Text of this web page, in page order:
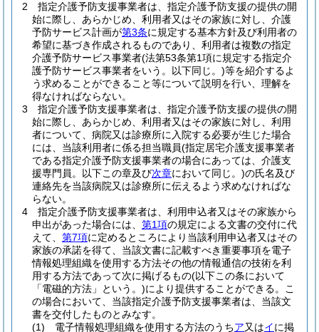
2
指定介護予防支援事業者は、指定介護予防支援の提供の開
始に際し、あらかじめ、利用者又はその家族に対し、介護
予防サービス計画が第3条に規定する基本方針及び利用者の
希望に基づき作成されるものであり、利用者は複数の指定
介護予防サービス事業者(法第53条第1項に規定する指定介
護予防サービス事業者をいう。以下同じ。)等を紹介するよ
う求めることができること等について説明を行い、理解を
得なければならない。
3
指定介護予防支援事業者は、指定介護予防支援の提供の開
始に際し、あらかじめ、利用者又はその家族に対し、利用
者について、病院又は診療所に入院する必要が生じた場合
には、当該利用者に係る担当職員(指定居宅介護支援事業者
である指定介護予防支援事業者の場合にあっては、介護支
援専門員。以下この章及び次章において同じ。)の氏名及び
連絡先を当該病院又は診療所に伝えるよう求めなければな
らない。
4
指定介護予防支援事業者は、利用申込者又はその家族から
申出があった場合には、 第1項の規定による文書の交付に代
えて、 第7項に定めるところにより当該利用申込者又はその
家族の承諾を得て、当該文書に記載すべき重要事項を電子
情報処理組織を使用する方法その他の情報通信の技術を利
用する方法であって次に掲げるもの(以下この条において
「電磁的方法」という。)により提供することができる。
こ
の場合において、当該指定介護予防支援事業者は、当該文
書を交付したものとみなす。
(1)
電子情報処理組織を使用する方法のうちア又はイに掲